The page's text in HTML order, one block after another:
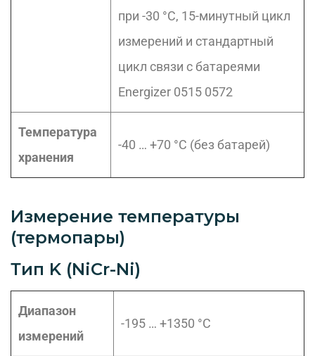
при -30 °C, 15-минутный цикл
измерений и стандартный
цикл связи с батареями
Energizer 0515 0572
Температура
хранения
-40 … +70 °C (без батарей)
Измерение температуры
(термопары)
Тип K (NiCr-Ni)
Диапазон
измерений
-195 … +1350 °C